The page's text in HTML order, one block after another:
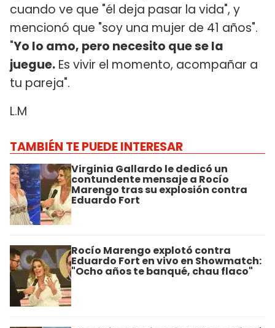
cuando ve que "él deja pasar la vida", y
mencionó que "soy una mujer de 41 años".
"Yo lo amo, pero necesito que se la
juegue. Es vivir el momento, acompañar a
tu pareja".
L.M
TAMBIÉN TE PUEDE INTERESAR
Virginia Gallardo le dedicó un
contundente mensaje a Rocío
Marengo tras su explosión contra
Eduardo Fort
Rocío Marengo explotó contra
Eduardo Fort en vivo en Showmatch:
"Ocho años te banqué, chau flaco"